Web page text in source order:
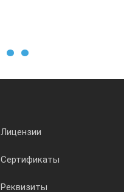
Лицензии
Сертификаты
Реквизиты